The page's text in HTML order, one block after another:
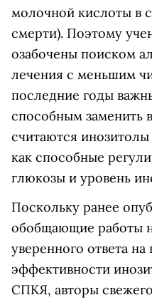
молочной кислоты в
смерти). Поэтому
озабочены поиском
лечения с меньшим
последние годы
способным заменить
считаются
как способные
глюкозы и уровень
Поскольку ранее
обобщающие работы
уверенного ответа на
эффективности
СПКЯ, авторы